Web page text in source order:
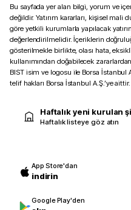
Bu sayfada yer alan bilgi, yorum ve
değildir. Yatırım kararları, kişisel
göre yetkili kurumlarla yapılacak
değerlendirilmelidir. İçeriklerin
gösterilmekle birlikte, olası hata,
kullanımından doğabilecek
BIST isim ve logosu ile Borsa İstanbul
telif hakları Borsa İstanbul A.Ş.’ye aittir.
Haftalık yeni kurulan
Haftalık listeye göz atın
App Store'dan
indirin
Google Play'den